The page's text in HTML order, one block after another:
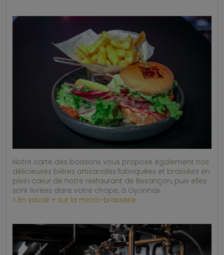
Notre carte des boissons vous propose également nos
délicieuses bières artisanales fabriquées et brassées en
plein cœur de notre restaurant de Besançon, puis elles
sont livrées dans votre chope, à Oyonnax.
> En savoir + sur la micro-brasserie